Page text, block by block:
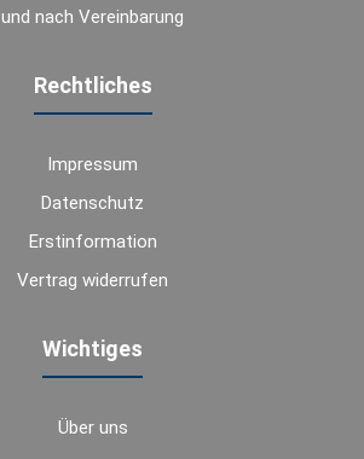
und nach Vereinbarung
Rechtliches
Impressum
Datenschutz
Erstinformation
Vertrag widerrufen
Wichtiges
Über uns